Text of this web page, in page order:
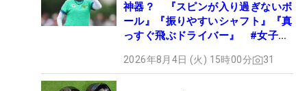
神器？ 『スピンが入り過ぎないボ
ール』『振りやすいシャフト』『真
っすぐ飛ぶドライバー』 #女子プ
2026年8月4日 (火) 15時00分 31